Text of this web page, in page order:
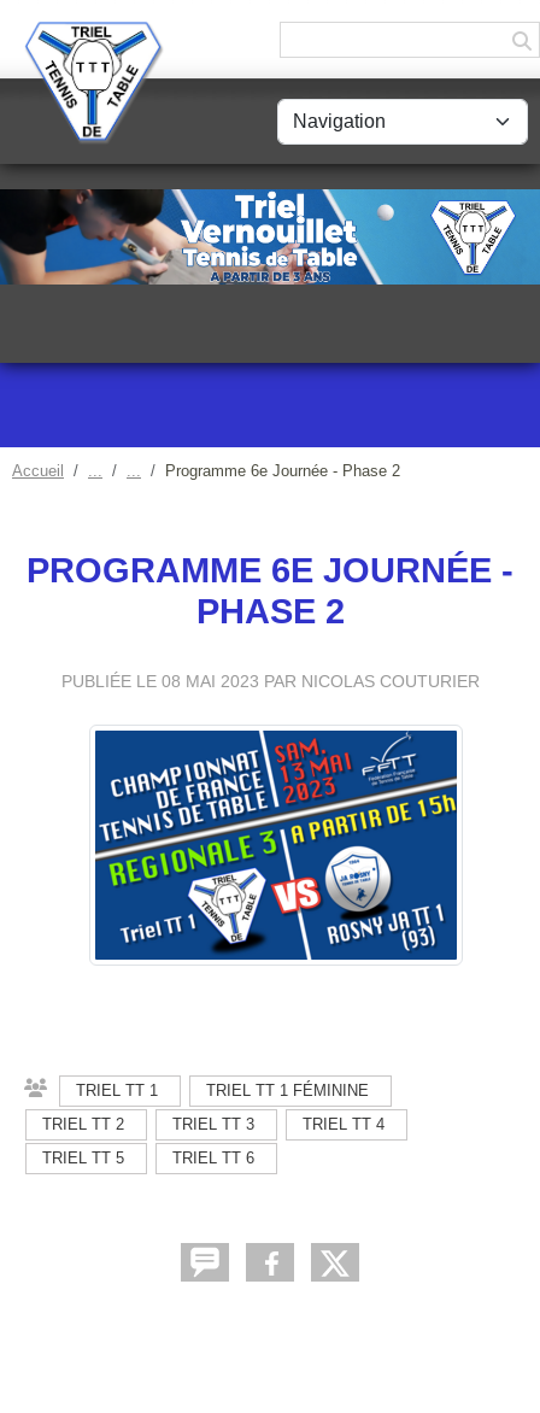
Accueil Programme 6e Journée - Phase 2
PROGRAMME 6E JOURNÉE -
PHASE 2
PUBLIÉE LE 08 MAI 2023 PAR NICOLAS COUTURIER
TRIEL TT 1
TRIEL TT 1 FÉMININE
TRIEL TT 2
TRIEL TT 3
TRIEL TT 4
TRIEL TT 5
TRIEL TT 6